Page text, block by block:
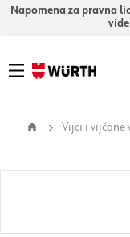
Napomena za pravna
Vijci i vijčane